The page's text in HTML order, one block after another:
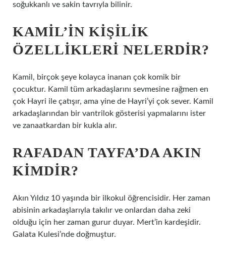
soğukkanlı ve sakin tavrıyla bilinir.
KAMIL’IN KIŞILIK
ÖZELLIKLERI NELERDIR?
Kamil, birçok şeye kolayca inanan çok komik bir
çocuktur. Kamil tüm arkadaşlarını sevmesine rağmen en
çok Hayri ile çatışır, ama yine de Hayri’yi çok sever. Kamil
arkadaşlarından bir vantrilok gösterisi yapmalarını ister
ve zanaatkardan bir kukla alır.
RAFADAN TAYFA’DA AKIN
KIMDIR?
Akın Yıldız 10 yaşında bir ilkokul öğrencisidir. Her zaman
abisinin arkadaşlarıyla takılır ve onlardan daha zeki
olduğu için her zaman gurur duyar. Mert’in kardeşidir.
Galata Kulesi’nde doğmuştur.